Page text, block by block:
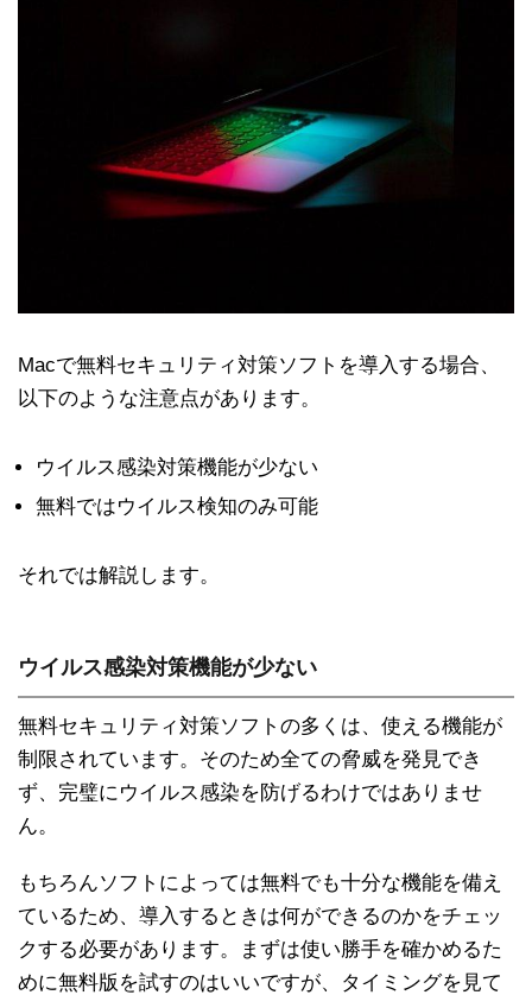
Macで無料セキュリティ対策ソフトを導入する場合、
以下のような注意点があります。
ウイルス感染対策機能が少ない
無料ではウイルス検知のみ可能
それでは解説します。
ウイルス感染対策機能が少ない
無料セキュリティ対策ソフトの多くは、使える機能が
制限されています。そのため全ての脅威を発見でき
ず、完璧にウイルス感染を防げるわけではありませ
ん。
もちろんソフトによっては無料でも十分な機能を備え
ているため、導入するときは何ができるのかをチェッ
クする必要があります。まずは使い勝手を確かめるた
めに無料版を試すのはいいですが、タイミングを見て